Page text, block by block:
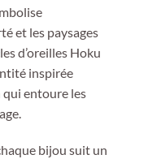
et les paysages
d’oreilles Hoku
inspirée
entoure les
bijou suit un